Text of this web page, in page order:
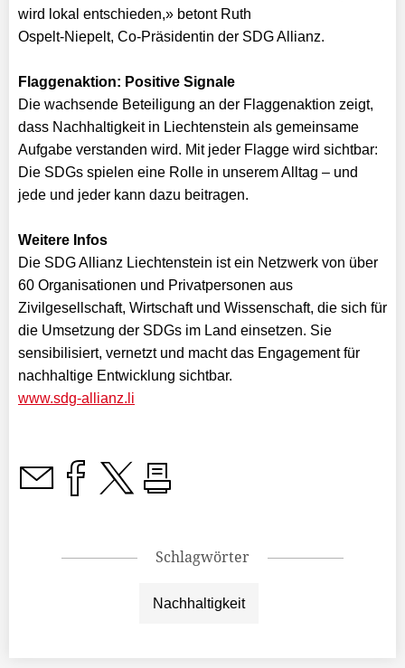
wird lokal entschieden,» betont Ruth
Ospelt-Niepelt, Co-Präsidentin der SDG Allianz.
Flaggenaktion: Positive Signale
Die wachsende Beteiligung an der Flaggenaktion zeigt,
dass Nachhaltigkeit in Liechtenstein als gemeinsame
Aufgabe verstanden wird. Mit jeder Flagge wird sichtbar:
Die SDGs spielen eine Rolle in unserem Alltag – und
jede und jeder kann dazu beitragen.
Weitere Infos
Die SDG Allianz Liechtenstein ist ein Netzwerk von über
60 Organisationen und Privatpersonen aus
Zivilgesellschaft, Wirtschaft und Wissenschaft, die sich für
die Umsetzung der SDGs im Land einsetzen. Sie
sensibilisiert, vernetzt und macht das Engagement für
nachhaltige Entwicklung sichtbar.
www.sdg-allianz.li
Schlagwörter
Nachhaltigkeit